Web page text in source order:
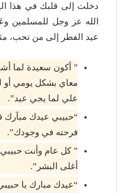
دخلت إلى قلبك في هذا
الله عز وجل للمسلمين
عيد الفطر إلى من تحب،
” أكون سعيدة لما
معاي بشكل يومي
علي لما يجي عيد”.
“حبيبي عيدك مبآرك
فرحته في وجودك”.
” كل عام وأنت
أغلى البشر”.
“عيدك مبارك يا